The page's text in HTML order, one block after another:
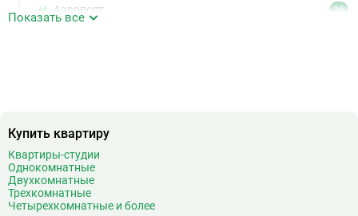
Аэропорт 16
Беговая
Беломорская
Белорусская
Беляево
Бибирево
Показать все
Купить квартиру
Квартиры-студии
Однокомнатные
Двухкомнатные
Трехкомнатные
Четырехкомнатные и более